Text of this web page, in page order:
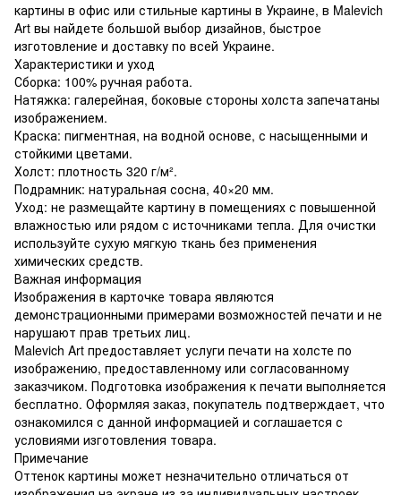
картины в офис или стильные картины в Украине, в Malevich
Art вы найдете большой выбор дизайнов, быстрое
изготовление и доставку по всей Украине.
Характеристики и уход
Сборка: 100% ручная работа.
Натяжка: галерейная, боковые стороны холста запечатаны
изображением.
Краска: пигментная, на водной основе, с насыщенными и
стойкими цветами.
Холст: плотность 320 г/м².
Подрамник: натуральная сосна, 40×20 мм.
Уход: не размещайте картину в помещениях с повышенной
влажностью или рядом с источниками тепла. Для очистки
используйте сухую мягкую ткань без применения
химических средств.
Важная информация
Изображения в карточке товара являются
демонстрационными примерами возможностей печати и не
нарушают прав третьих лиц.
Malevich Art предоставляет услуги печати на холсте по
изображению, предоставленному или согласованному
заказчиком. Подготовка изображения к печати выполняется
бесплатно. Оформляя заказ, покупатель подтверждает, что
ознакомился с данной информацией и соглашается с
условиями изготовления товара.
Примечание
Оттенок картины может незначительно отличаться от